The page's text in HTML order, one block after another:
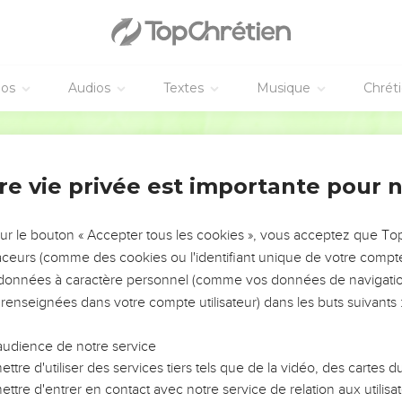
Audios Textes Musique
mangez, n'est-ce pas vous qui mangez, et vous qui buvez ?
habitée et paisible, elle et ses villes qui sont autour d'elle, et
fut [adressée] à Zacharie, en disant :
son frère.
à la veuve, ni à l'orphelin, ni à l'étranger, ni à l'affligé, et ne
son frère.
entendre, et ont tiré l'épaule en arrière, et ils ont
[dur comme] le diamant, pour ne point écouter la Loi, et
par l'Eternel des armées.
quand on leur a crié, ils n'ont point écouté ; ainsi, quand
vie privée est importante pour
le bouton « Accepter tous les cookies », vous acceptez que
(comme des cookies ou l'identifiant unique de votre
à caractère personnel (comme vos données de
dans votre compte utilisateur) dans les buts suivants :
de notre service
d'utiliser des services tiers tels que de la vidéo, des cartes
d'entrer en contact avec notre service de relation aux